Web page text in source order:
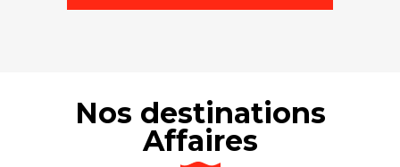
Nos destinations
Affaires
Vannes Golfe du Morbihan
Canal de Nantes à Brest
Belle Ile en Mer
Presqu’île de Quiberon
Brocéliande